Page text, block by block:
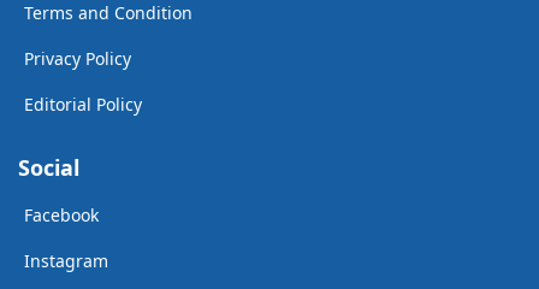
Terms and Condition
Privacy Policy
Editorial Policy
Social
Facebook
Instagram